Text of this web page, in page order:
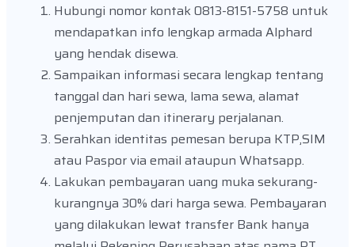
Hubungi nomor kontak 0813-8151-5758 untuk
mendapatkan info lengkap armada Alphard
yang hendak disewa.
Sampaikan informasi secara lengkap tentang
tanggal dan hari sewa, lama sewa, alamat
penjemputan dan itinerary perjalanan.
Serahkan identitas pemesan berupa KTP,SIM
atau Paspor via email ataupun Whatsapp.
Lakukan pembayaran uang muka sekurang-
kurangnya 30% dari harga sewa. Pembayaran
yang dilakukan lewat transfer Bank hanya